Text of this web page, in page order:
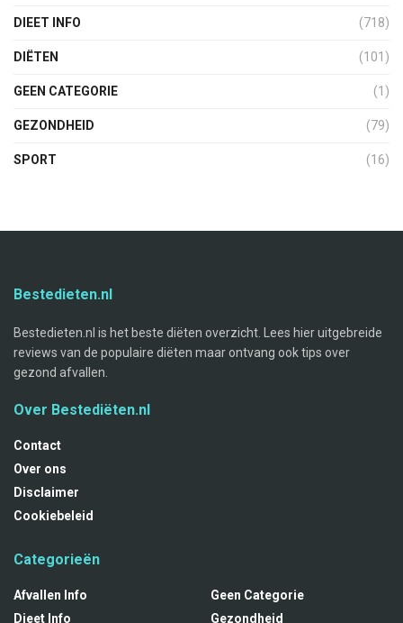
DIEET INFO (718)
DIËTEN (101)
GEEN CATEGORIE (1)
GEZONDHEID (79)
SPORT (16)
Bestedieten.nl
Bestedieten.nl is het beste diëten overzicht. Lees hier uitgebreide
reviews van de populaire diëten maar ontvang ook tips over
gezond afvallen.
Over Bestediëten.nl
Contact
Over ons
Disclaimer
Cookiebeleid
Categorieën
Afvallen Info
Dieet Info
Geen Categorie
Gezondheid